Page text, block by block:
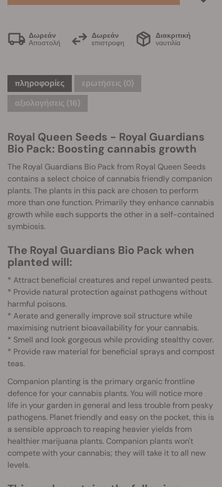
Δωρεάν
Αποστολή
Δωρεάν
επιστροφη
Διακριτική
ναυτιλία
πληροφορίες ερωτήσεις (0)
αξιολογήσεις (16)
Royal Queen Seeds - Royal Guardians
Bio Pack: Boosting cannabis growth
The Royal Guardians Bio Pack from Royal Queen Seeds
contains a select choice of cannabis friendly companion
plants. The plants in this pack are chosen to perform
more than one function. Primarily they enhance cannabis
growth while each supports the other in a self-contained
symbiosis.
The Royal Guardians Bio Pack when
planted will:
* Attract beneficial creatures and repel unwanted pests.
* Provide natural protection against pathogens without
harmful poisons.
* Aerate and generally improve soil structure while
maximising nutrient bioavailability for your cannabis.
* Smell and look gorgeous while providing stealthy cover.
* Provide raw material for beneficial sprays and compost
teas.
Companion planting is the primary organic frontline
defence for your cannabis plants. You will notice more
life in your garden in general and less trouble from pesky
pathogens. Planet friendly and easy on the pocket, this is
a sensible approach to reaping heavier yields from
healthier marijuana plants. Companion plants won't
compete with your cannabis; they will take it to all new
levels.